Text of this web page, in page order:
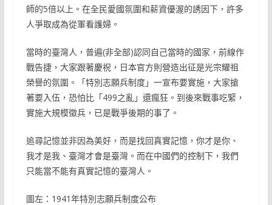
師的5倍以上。在全民愛國氛圍和薪資優渥的誘因下，許多
人爭取成為從軍看護婦。
當時的臺灣人，普遍(非全部)認同自己當時的國家，前線作
戰告捷，大家跟著慶祝，日本官方則營造出征是光宗耀祖
榮譽的氛圍。「特別志願兵制度」一宣布要實施，大家搶
著要入伍，恐怕比「499之亂」還瘋狂。到後來戰事吃緊，
實施大規模徵兵，已是戰爭後期的事了。
追尋記憶並非因為美好，而是找回真實記憶，你才是你、
我才是我、臺灣才會是臺灣。而在中國們的控制下，我們
只能當不能有真實記憶的臺灣人。
圖左：1941年特別志願兵制度公布